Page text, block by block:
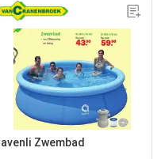
avenli Zwembad